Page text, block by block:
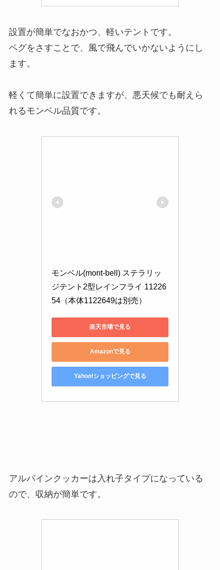
設置が簡単でなおかつ、軽いテントです。
ペグをさすことで、風で飛んでいかないようにし
ます。
軽くて簡単に設置できますが、悪天候でも耐えら
れるモンベル品質です。
モンベル(mont-bell) ステラリッ
ジテント2型レインフライ 11226
54（本体1122649は別売）
楽天市場で見る
Amazonで見る
Yahoo!ショッピングで見る
アルパインクッカーは入れ子タイプになっている
ので、収納が簡単です。